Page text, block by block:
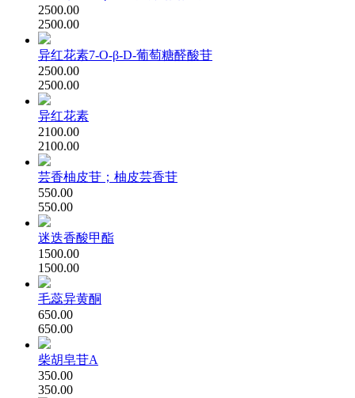
2500.00
2500.00
异红花素7-O-β-D-葡萄糖醛酸苷
2500.00
2500.00
异红花素
2100.00
2100.00
芸香柚皮苷；柚皮芸香苷
550.00
550.00
迷迭香酸甲酯
1500.00
1500.00
毛蕊异黄酮
650.00
650.00
柴胡皂苷A
350.00
350.00